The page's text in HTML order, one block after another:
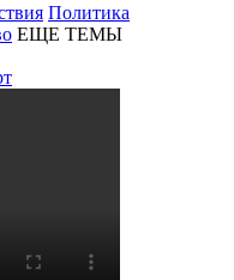
Политика
ЕЩЕ ТЕМЫ